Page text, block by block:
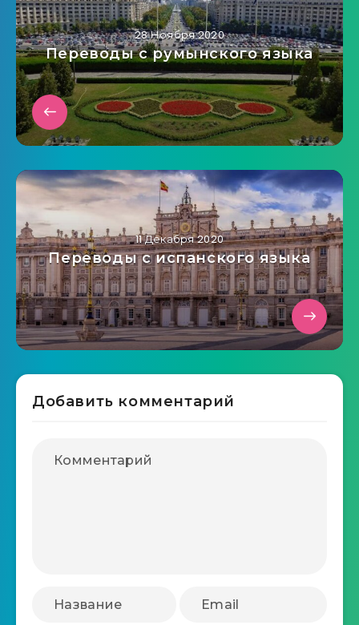
28 Ноября 2020
Переводы с румынского языка
11 Декабря 2020
Переводы с испанского языка
Добавить комментарий